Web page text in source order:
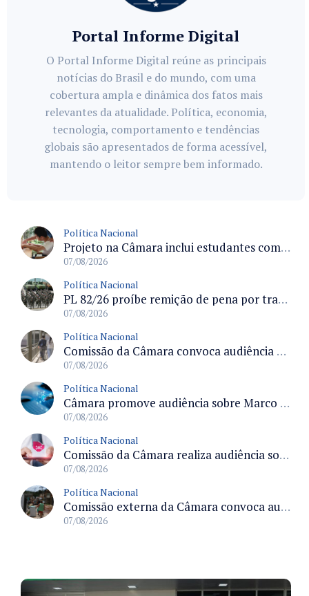
Portal Informe Digital
O Portal Informe Digital reúne as principais
notícias do Brasil e do mundo, com uma
cobertura ampla e dinâmica dos fatos mais
relevantes da atualidade. Política, economia,
tecnologia, comportamento e tendências
globais são apresentados de forma acessível,
mantendo o leitor sempre bem informado.
Política Nacional
Projeto na Câmara inclui estudantes com deficiência no regime escolar especial da LDB e estabelece critérios para frequência
07/08/2026
Política Nacional
PL 82/26 proíbe remição de pena por trabalho em funções militares para condenados por crimes contra o Estado Democrático de Direito
07/08/2026
Política Nacional
Comissão da Câmara convoca audiência para discutir misoginia nas escolas e universidades após divulgação de listas misóginas
07/08/2026
Política Nacional
Câmara promove audiência sobre Marco de Fomento à Economia Digital e impactos da inteligência artificial
07/08/2026
Política Nacional
Comissão da Câmara realiza audiência sobre apostas online para medir o tamanho do mercado ilegal
07/08/2026
Política Nacional
Comissão externa da Câmara convoca audiência pública sobre chuvas na Zona da Mata de Minas Gerais e impactos em Juiz de Fora
07/08/2026